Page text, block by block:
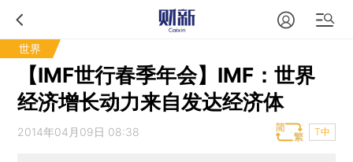
世界
【IMF世行春季年会】IMF：世界
经济增长动力来自发达经济体
2014年04月09日 08:38 T中